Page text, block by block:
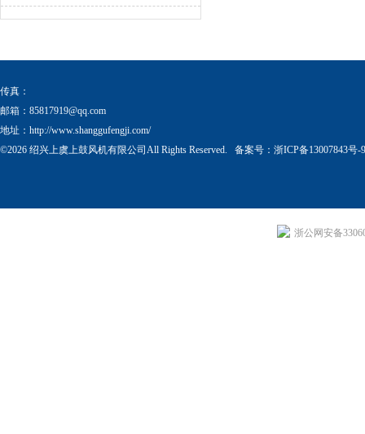
弯曲和断裂现象的原因要注意
传真：
邮箱： 85817919@qq.com
地址：http://www.shanggufengji.com/
©2026 绍兴上虞上鼓风机有限公司All Rights Reserved. 备案号： 浙ICP备13007843号-9
浙公网安备